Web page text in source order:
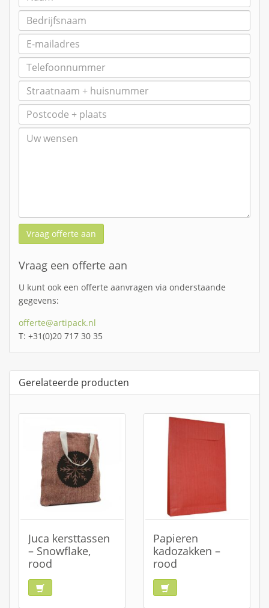
Vraag offerte aan
Vraag een offerte aan
U kunt ook een offerte aanvragen via onderstaande
gegevens:
offerte@artipack.nl
T: +31(0)20 717 30 35
Gerelateerde producten
Juca kersttassen
– Snowflake,
rood
Papieren
kadozakken –
rood